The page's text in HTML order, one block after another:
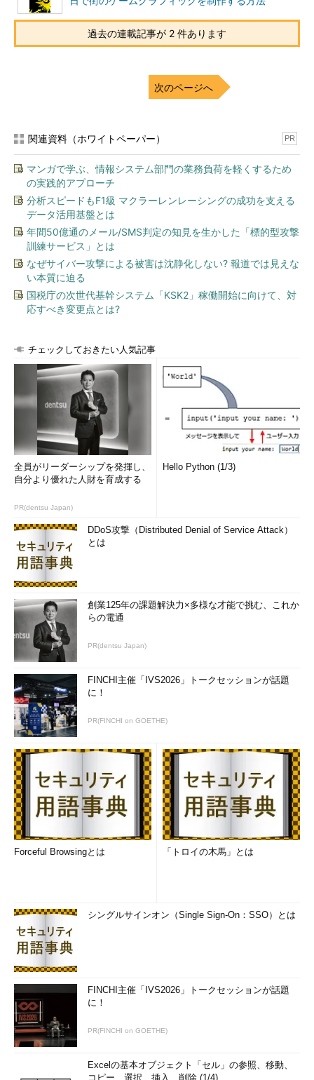
過去の連載記事が 2 件あります
次のページへ
関連資料（ホワイトペーパー） PR
マンガで学ぶ、情報システム部門の業務負荷を軽くするため
の実践的アプローチ
分析スピードもF1級 マクラーレンレーシングの成功を支える
データ活用基盤とは
年間50億通のメール/SMS判定の知見を生かした「標的型攻撃
訓練サービス」とは
なぜサイバー攻撃による被害は沈静化しない? 報道では見えな
い本質に迫る
国税庁の次世代基幹システム「KSK2」稼働開始に向けて、対
応すべき変更点とは?
チェックしておきたい人気記事
全員がリーダーシップを発揮し、
自分より優れた人財を育成する
PR(dentsu Japan)
Hello Python (1/3)
DDoS攻撃（Distributed Denial of Service Attack）
とは
創業125年の課題解決力×多様な才能で挑む、これか
らの電通
PR(dentsu Japan)
FINCHI主催「IVS2026」トークセッションが話題
に！
PR(FINCHI on GOETHE)
Forceful Browsingとは 「トロイの木馬」とは
シングルサインオン（Single Sign-On：SSO）とは
FINCHI主催「IVS2026」トークセッションが話題
に！
PR(FINCHI on GOETHE)
Excelの基本オブジェクト「セル」の参照、移動、
コピー、選択、挿入、削除 (1/4)